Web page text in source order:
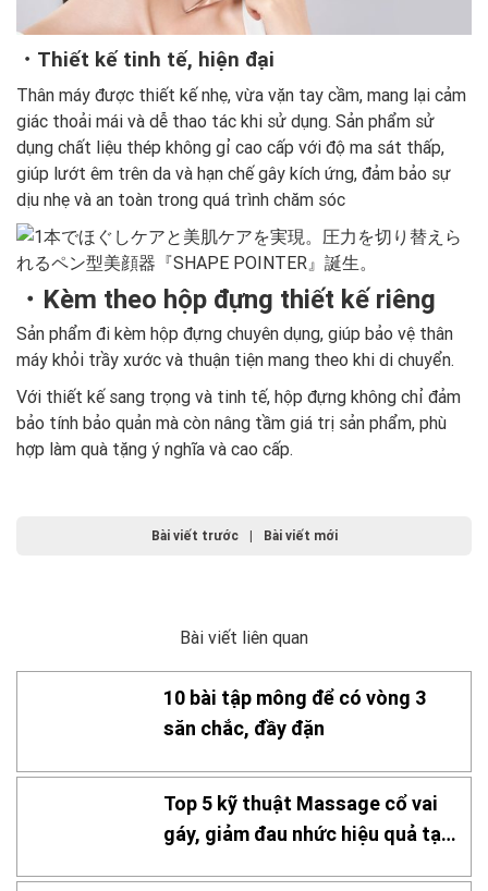
・Thiết kế tinh tế, hiện đại
Thân máy được thiết kế nhẹ, vừa vặn tay cầm, mang lại cảm
giác thoải mái và dễ thao tác khi sử dụng. Sản phẩm sử
dụng chất liệu thép không gỉ cao cấp với độ ma sát thấp,
giúp lướt êm trên da và hạn chế gây kích ứng, đảm bảo sự
dịu nhẹ và an toàn trong quá trình chăm sóc
・Kèm theo hộp đựng thiết kế riêng
Sản phẩm đi kèm hộp đựng chuyên dụng, giúp bảo vệ thân
máy khỏi trầy xước và thuận tiện mang theo khi di chuyển.
Với thiết kế sang trọng và tinh tế, hộp đựng không chỉ đảm
bảo tính bảo quản mà còn nâng tầm giá trị sản phẩm, phù
hợp làm quà tặng ý nghĩa và cao cấp.
Bài viết trước | Bài viết mới
Bài viết liên quan
10 bài tập mông để có vòng 3
săn chắc, đầy đặn
Top 5 kỹ thuật Massage cổ vai
gáy, giảm đau nhức hiệu quả tại